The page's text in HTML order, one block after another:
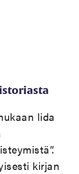
Iida
kirjan